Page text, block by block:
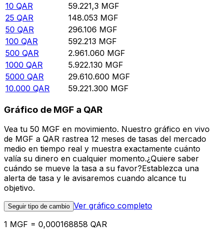
10 QAR 59.221,3 MGF
25 QAR 148.053 MGF
50 QAR 296.106 MGF
100 QAR 592.213 MGF
500 QAR 2.961.060 MGF
1000 QAR 5.922.130 MGF
5000 QAR 29.610.600 MGF
10.000 QAR 59.221.300 MGF
Gráfico de MGF a QAR
Vea tu 50 MGF en movimiento. Nuestro gráfico en vivo
de MGF a QAR rastrea 12 meses de tasas del mercado
medio en tiempo real y muestra exactamente cuánto
valía su dinero en cualquier momento.¿Quiere saber
cuándo se mueve la tasa a su favor?Establezca una
alerta de tasa y le avisaremos cuando alcance tu
objetivo.
Seguir tipo de cambio Ver gráfico completo
1 MGF = 0,000168858 QAR